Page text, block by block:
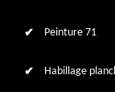
Peinture 71
Habillage